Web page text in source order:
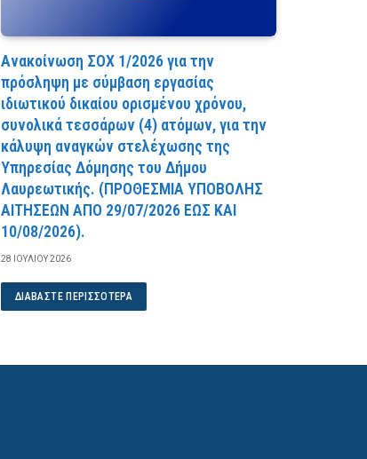
Ανακοίνωση ΣΟΧ 1/2026 για την
πρόσληψη με σύμβαση εργασίας
ιδιωτικού δικαίου ορισμένου χρόνου,
συνολικά τεσσάρων (4) ατόμων, για την
κάλυψη αναγκών στελέχωσης της
Υπηρεσίας Δόμησης του Δήμου
Λαυρεωτικής. (ΠPOΘEΣMIA YΠOBOΛHΣ
AITHΣEΩN AΠO 29/07/2026 EΩΣ KAI
10/08/2026).
28 ΙΟΥΛΊΟΥ 2026
ΔΙΑΒΆΣΤΕ ΠΕΡΙΣΣΌΤΕΡΑ